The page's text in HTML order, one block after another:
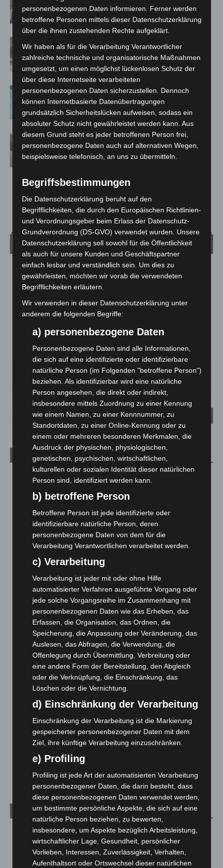
auf Baustelle
Gasleitung bei McDonald’s-Umbau in
Langenhagen beschädigt
Anklage nach Abschaltung von
„Archetyp Market“ erhoben
Hannover: Polizei stoppt 166
Trunkenheitsfahrten bei
Großkontrolle
Wetter
LANGENHAGEN
Klarer Himmel
21.9°C 22.7°
62% 3.6m/s 4%
DO.
29°
FR.
25°
SA.
27°
SO.
32°
MO.
Aktuelle Beiträge
Region Hannover: 21 neue Notfallsanitäter starten beim
Roten Kreuz
5. August 2026
Mann läuft mit Hockeyschläger über A7 – Polizei sucht
Zeugen
5. August 2026
Celle: Mensch stirbt bei Bagger-Unfall auf Baustelle
Gasleitung bei McDonald’s-Umbau in Langenhagen
beschädigt
5. August 2026
Anklage nach Abschaltung von „Archetyp Market“ erhoben
3. August 2026
Hannover: Polizei stoppt 166 Trunkenheitsfahrten bei
Großkontrolle
2. August 2026
Hannover Klassik Open Air 2026: Französische Oper im
Maschpark
2. August 2026
Schwarz Digits und Zscaler starten souveräne Cloud-
Sicherheitsplattform für Europa
Kategorien
Blaulicht
2.797
Corona-News
Hannover und Region
5.034
personenbezogenen Daten informieren. Ferner werden
betroffene Personen mittels dieser Datenschutzerklärung
über die ihnen zustehenden Rechte aufgeklärt.
Wir haben als für die Verarbeitung Verantwortlicher
zahlreiche technische und organisatorische Maßnahmen
umgesetzt, um einen möglichst lückenlosen Schutz der
über diese Internetseite verarbeiteten
personenbezogenen Daten sicherzustellen. Dennoch
können Internetbasierte Datenübertragungen
grundsätzlich Sicherheitslücken aufweisen, sodass ein
absoluter Schutz nicht gewährleistet werden kann. Aus
diesem Grund steht es jeder betroffenen Person frei,
personenbezogene Daten auch auf alternativen Wegen,
beispielsweise telefonisch, an uns zu übermitteln.
Begriffsbestimmungen
Die Datenschutzerklärung beruht auf den
Begrifflichkeiten, die durch den Europäischen Richtlinien-
und Verordnungsgeber beim Erlass der Datenschutz-
Grundverordnung (DS-GVO) verwendet wurden. Unsere
Datenschutzerklärung soll sowohl für die Öffentlichkeit
als auch für unsere Kunden und Geschäftspartner
einfach lesbar und verständlich sein. Um dies zu
gewährleisten, möchten wir vorab die verwendeten
Begrifflichkeiten erläutern.
Wir verwenden in dieser Datenschutzerklärung unter
anderem die folgenden Begriffe:
a) personenbezogene Daten
Personenbezogene Daten sind alle Informationen,
die sich auf eine identifizierte oder identifizierbare
natürliche Person (im Folgenden "betroffene Person")
beziehen. Als identifizierbar wird eine natürliche
Person angesehen, die direkt oder indirekt,
insbesondere mittels Zuordnung zu einer Kennung
wie einem Namen, zu einer Kennnummer, zu
Standortdaten, zu einer Online-Kennung oder zu
einem oder mehreren besonderen Merkmalen, die
Ausdruck der physischen, physiologischen,
genetischen, psychischen, wirtschaftlichen,
kulturellen oder sozialen Identität dieser natürlichen
Person sind, identifiziert werden kann.
b) betroffene Person
Betroffene Person ist jede identifizierte oder
identifizierbare natürliche Person, deren
personenbezogene Daten von dem für die
Verarbeitung Verantwortlichen verarbeitet werden.
c) Verarbeitung
Verarbeitung ist jeder mit oder ohne Hilfe
automatisierter Verfahren ausgeführte Vorgang oder
jede solche Vorgangsreihe im Zusammenhang mit
personenbezogenen Daten wie das Erheben, das
Erfassen, die Organisation, das Ordnen, die
Speicherung, die Anpassung oder Veränderung, das
Auslesen, das Abfragen, die Verwendung, die
Offenlegung durch Übermittlung, Verbreitung oder
eine andere Form der Bereitstellung, den Abgleich
oder die Verknüpfung, die Einschränkung, das
Löschen oder die Vernichtung.
d) Einschränkung der Verarbeitung
Einschränkung der Verarbeitung ist die Markierung
gespeicherter personenbezogener Daten mit dem
Ziel, ihre künftige Verarbeitung einzuschränken.
e) Profiling
Profiling ist jede Art der automatisierten Verarbeitung
personenbezogener Daten, die darin besteht, dass
diese personenbezogenen Daten verwendet werden,
um bestimmte persönliche Aspekte, die sich auf eine
natürliche Person beziehen, zu bewerten,
insbesondere, um Aspekte bezüglich Arbeitsleistung,
wirtschaftlicher Lage, Gesundheit, persönlicher
Vorlieben, Interessen, Zuverlässigkeit, Verhalten,
Aufenthaltsort oder Ortswechsel dieser natürlichen